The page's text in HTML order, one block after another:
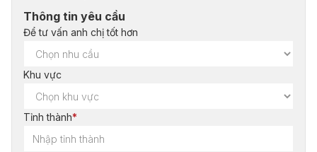
Thông tin yêu cầu
Để tư vấn anh chị tốt hơn
Khu vực
Tỉnh thành*